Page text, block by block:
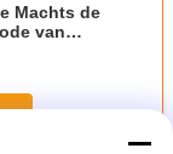
Machts de
van